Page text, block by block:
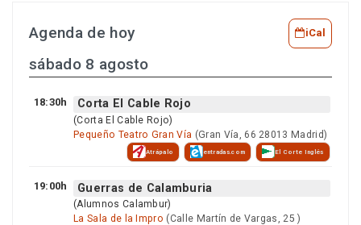
Agenda de hoy iCal
sábado 8 agosto
18:30h Corta El Cable Rojo
(Corta El Cable Rojo)
Pequeño Teatro Gran Vía (Gran Vía, 66 28013 Madrid)
Atrápalo entradas.com El Corte Inglés
19:00h Guerras de Calamburia
(Alumnos Calambur)
La Sala de la Impro (Calle Martín de Vargas, 25 )